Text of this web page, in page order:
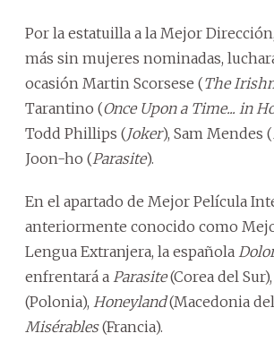
Por la estatuilla a la Mejor
más sin mujeres nominadas,
ocasión Martin Scorsese (The
Tarantino (Once Upon a Time... in
Todd Phillips (Joker), Sam Mendes (
Joon-ho (Parasite).
En el apartado de Mejor Película
anteriormente conocido como
Lengua Extranjera, la española
enfrentará a Parasite(Corea del Sur),
(Polonia), Honeyland(Macedonia
Misérables(Francia).